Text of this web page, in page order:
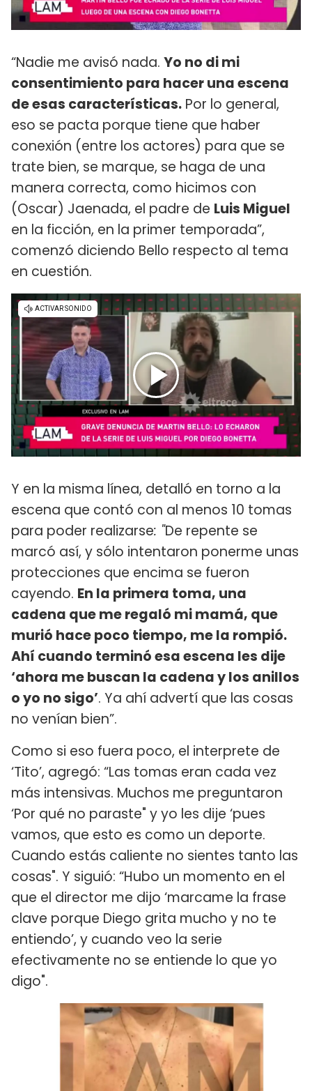
“Nadie me avisó nada. Yo no di mi
consentimiento para hacer una escena
de esas características. Por lo general,
eso se pacta porque tiene que haber
conexión (entre los actores) para que se
trate bien, se marque, se haga de una
manera correcta, como hicimos con
(Oscar) Jaenada, el padre de Luis Miguel
en la ficción, en la primer temporada”,
comenzó diciendo Bello respecto al tema
en cuestión.
Y en la misma línea, detalló en torno a la
escena que contó con al menos 10 tomas
para poder realizarse: "De repente se
marcó así, y sólo intentaron ponerme unas
protecciones que encima se fueron
cayendo. En la primera toma, una
cadena que me regaló mi mamá, que
murió hace poco tiempo, me la rompió.
Ahí cuando terminó esa escena les dije
‘ahora me buscan la cadena y los anillos
o yo no sigo’. Ya ahí advertí que las cosas
no venían bien”.
Como si eso fuera poco, el interprete de
‘Tito’, agregó: “Las tomas eran cada vez
más intensivas. Muchos me preguntaron
‘Por qué no paraste" y yo les dije ‘pues
vamos, que esto es como un deporte.
Cuando estás caliente no sientes tanto las
cosas". Y siguió: “Hubo un momento en el
que el director me dijo ‘marcame la frase
clave porque Diego grita mucho y no te
entiendo’, y cuando veo la serie
efectivamente no se entiende lo que yo
digo".